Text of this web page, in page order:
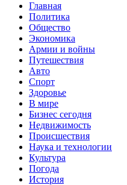
Главная
Политика
Общество
Экономика
Армии и войны
Путешествия
Авто
Спорт
Здоровье
В мире
Бизнес сегодня
Недвижимость
Происшествия
Наука и технологии
Культура
Погода
История